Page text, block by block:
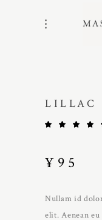
LILLAC
on
¥ 95
Nullam id
elit. Aenean